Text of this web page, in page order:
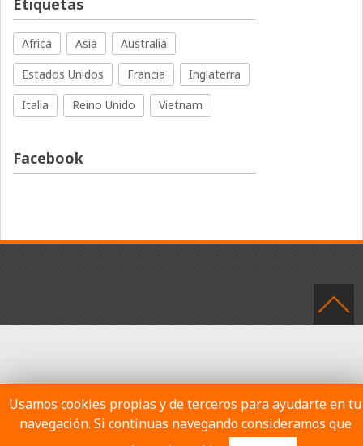
Africa Asia
Australia
Estados Unidos
Francia
Inglaterra
Italia
Reino Unido Vietnam
Facebook
Usamos cookies propias y de terceros para ayudarte en tu
navegación. Si continuas navegando consideramos que